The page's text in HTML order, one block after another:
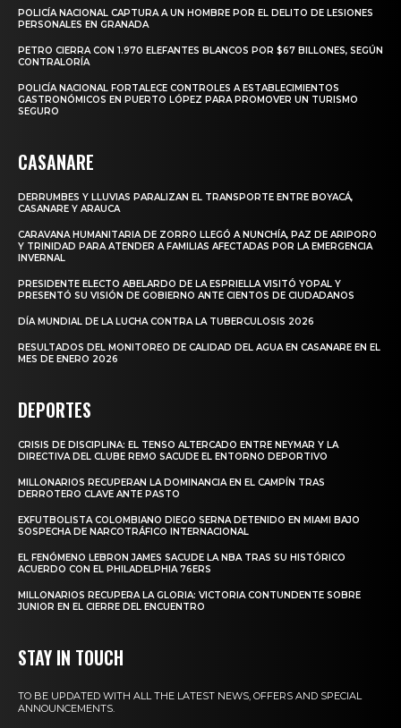
POLICÍA NACIONAL CAPTURA A UN HOMBRE POR EL DELITO DE LESIONES
PERSONALES EN GRANADA
PETRO CIERRA CON 1.970 ELEFANTES BLANCOS POR $67 BILLONES, SEGÚN
CONTRALORÍA
POLICÍA NACIONAL FORTALECE CONTROLES A ESTABLECIMIENTOS
GASTRONÓMICOS EN PUERTO LÓPEZ PARA PROMOVER UN TURISMO
SEGURO
CASANARE
DERRUMBES Y LLUVIAS PARALIZAN EL TRANSPORTE ENTRE BOYACÁ,
CASANARE Y ARAUCA
CARAVANA HUMANITARIA DE ZORRO LLEGÓ A NUNCHÍA, PAZ DE ARIPORO
Y TRINIDAD PARA ATENDER A FAMILIAS AFECTADAS POR LA EMERGENCIA
INVERNAL
PRESIDENTE ELECTO ABELARDO DE LA ESPRIELLA VISITÓ YOPAL Y
PRESENTÓ SU VISIÓN DE GOBIERNO ANTE CIENTOS DE CIUDADANOS
DÍA MUNDIAL DE LA LUCHA CONTRA LA TUBERCULOSIS 2026
RESULTADOS DEL MONITOREO DE CALIDAD DEL AGUA EN CASANARE EN EL
MES DE ENERO 2026
DEPORTES
CRISIS DE DISCIPLINA: EL TENSO ALTERCADO ENTRE NEYMAR Y LA
DIRECTIVA DEL CLUBE REMO SACUDE EL ENTORNO DEPORTIVO
MILLONARIOS RECUPERAN LA DOMINANCIA EN EL CAMPÍN TRAS
DERROTERO CLAVE ANTE PASTO
EXFUTBOLISTA COLOMBIANO DIEGO SERNA DETENIDO EN MIAMI BAJO
SOSPECHA DE NARCOTRÁFICO INTERNACIONAL
EL FENÓMENO LEBRON JAMES SACUDE LA NBA TRAS SU HISTÓRICO
ACUERDO CON EL PHILADELPHIA 76ERS
MILLONARIOS RECUPERA LA GLORIA: VICTORIA CONTUNDENTE SOBRE
JUNIOR EN EL CIERRE DEL ENCUENTRO
STAY IN TOUCH
TO BE UPDATED WITH ALL THE LATEST NEWS, OFFERS AND SPECIAL
ANNOUNCEMENTS.